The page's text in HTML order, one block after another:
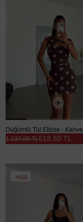
Düğümlü Tül Elbise - Kahve
618,50 TL
1.237,00 TL
%50